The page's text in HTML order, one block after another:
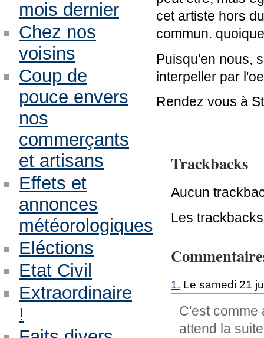
cet artiste hors
commun.
Puisqu'en nous,
interpeller par
Rendez vous à
Trackbacks
Aucun
Les
1. Le samedi 21
C'est comme
attend la
mois dernier
Chez nos
voisins
Coup de
pouce envers
nos
commerçants
et artisans
Effets et
annonces
météorologiques
Eléctions
Etat Civil
Extraordinaire
!